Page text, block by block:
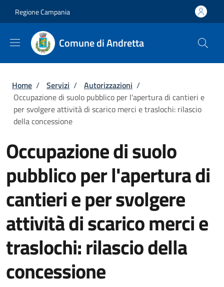
Regione Campania
Comune di Andretta
Briciole di pane
Home / Servizi / Autorizzazioni /
Occupazione di suolo pubblico per l'apertura di cantieri e
per svolgere attività di scarico merci e traslochi: rilascio
della concessione
Occupazione di suolo
pubblico per l'apertura di
cantieri e per svolgere
attività di scarico merci e
traslochi: rilascio della
concessione